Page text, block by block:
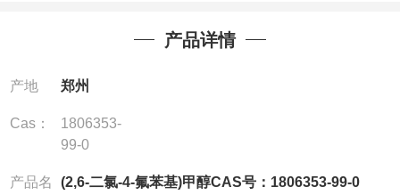
产品详情
产地 郑州
Cas：
1806353-
99-0
产品名
(2,6-二氯-4-氟苯基)甲醇CAS号：1806353-99-0